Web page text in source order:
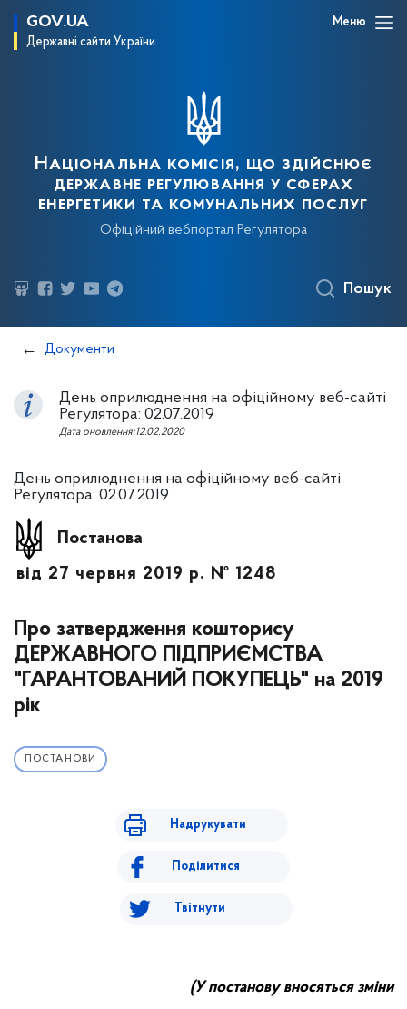
GOV.UA
Державні сайти України
Меню
Національна комісія, що здійснює
державне регулювання у сферах
енергетики та комунальних послуг
Офіційний вебпортал Регулятора
Пошук
Документи
День оприлюднення на офіційному веб-сайті
Регулятора: 02.07.2019
Дата оновлення:12.02.2020
День оприлюднення на офіційному веб-сайті
Регулятора: 02.07.2019
Постанова
від 27 червня 2019 р. № 1248
Про затвердження кошторису
ДЕРЖАВНОГО ПІДПРИЄМСТВА
"ГАРАНТОВАНИЙ ПОКУПЕЦЬ" на 2019
рік
ПОСТАНОВИ
Надрукувати
Поділитися
Твітнути
(У постанову вносяться зміни